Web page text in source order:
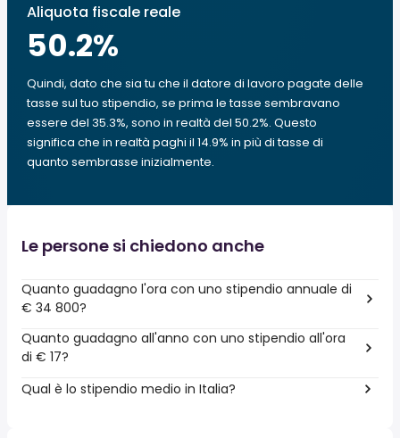
Aliquota fiscale reale
50.2%
Quindi, dato che sia tu che il datore di lavoro pagate delle
tasse sul tuo stipendio, se prima le tasse sembravano
essere del 35.3%, sono in realtà del 50.2%. Questo
significa che in realtà paghi il 14.9% in più di tasse di
quanto sembrasse inizialmente.
Le persone si chiedono anche
Quanto guadagno l'ora con uno stipendio annuale di
€ 34 800?
Quanto guadagno all'anno con uno stipendio all'ora
di € 17?
Qual è lo stipendio medio in Italia?